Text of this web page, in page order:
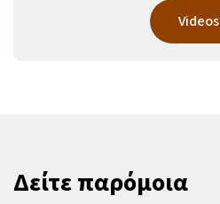
Videos
Δείτε παρόμοια